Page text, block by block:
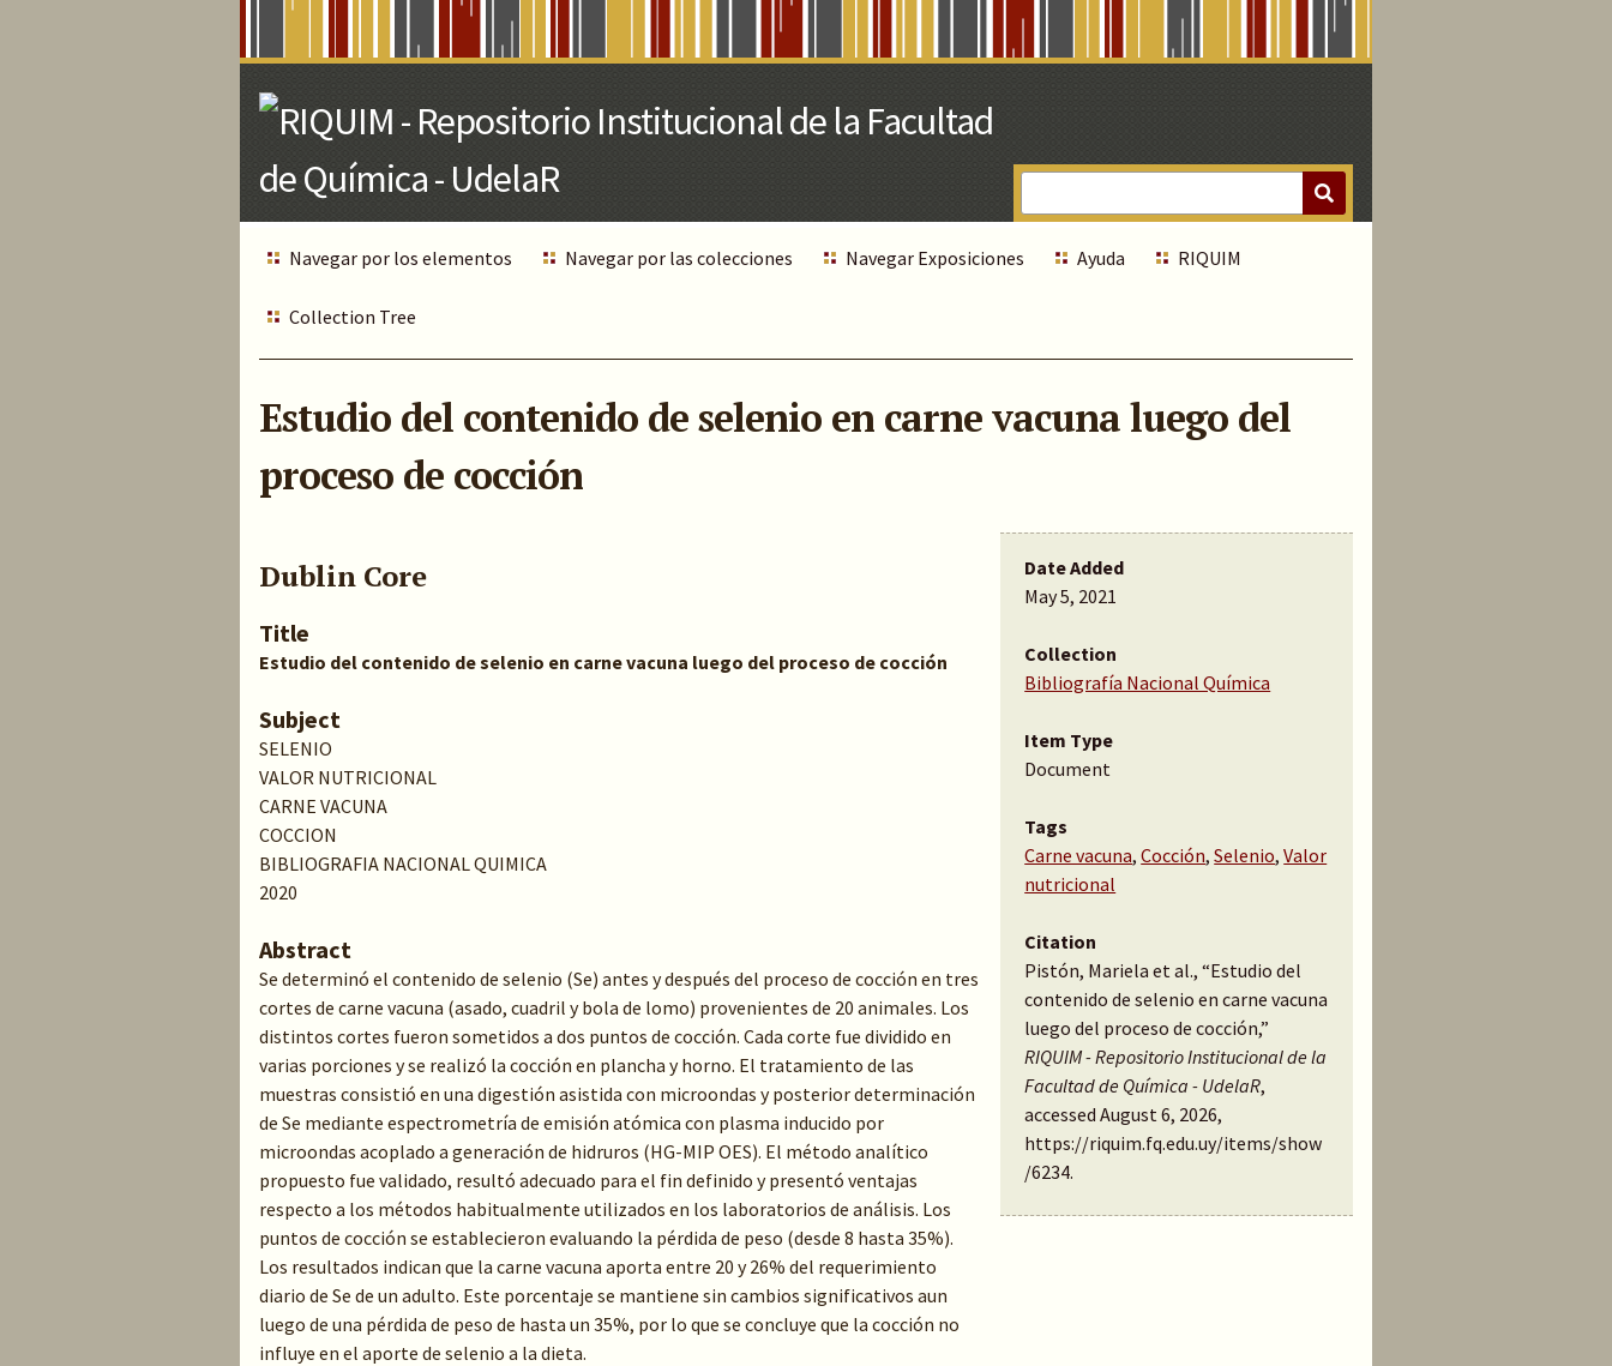
Navegar por los elementos Navegar por las colecciones Navegar Exposiciones Ayuda RIQUIM
Collection Tree
Estudio del contenido de selenio en carne vacuna luego del
proceso de cocción
Dublin Core
Title
Estudio del contenido de selenio en carne vacuna luego del proceso de cocción
Subject
SELENIO
VALOR NUTRICIONAL
CARNE VACUNA
COCCION
BIBLIOGRAFIA NACIONAL QUIMICA
2020
Abstract
Se determinó el contenido de selenio (Se) antes y después del proceso de cocción en tres
cortes de carne vacuna (asado, cuadril y bola de lomo) provenientes de 20 animales. Los
distintos cortes fueron sometidos a dos puntos de cocción. Cada corte fue dividido en
varias porciones y se realizó la cocción en plancha y horno. El tratamiento de las
muestras consistió en una digestión asistida con microondas y posterior determinación
de Se mediante espectrometría de emisión atómica con plasma inducido por
microondas acoplado a generación de hidruros (HG-MIP OES). El método analítico
propuesto fue validado, resultó adecuado para el fin definido y presentó ventajas
respecto a los métodos habitualmente utilizados en los laboratorios de análisis. Los
puntos de cocción se establecieron evaluando la pérdida de peso (desde 8 hasta 35%).
Los resultados indican que la carne vacuna aporta entre 20 y 26% del requerimiento
diario de Se de un adulto. Este porcentaje se mantiene sin cambios significativos aun
luego de una pérdida de peso de hasta un 35%, por lo que se concluye que la cocción no
influye en el aporte de selenio a la dieta.
Date Added
May 5, 2021
Collection
Bibliografía Nacional Química
Item Type
Document
Tags
Carne vacuna,Cocción,Selenio,Valor
nutricional
Citation
Pistón, Mariela et al., “Estudio del
contenido de selenio en carne vacuna
luego del proceso de cocción,”
RIQUIM - Repositorio Institucional de la
Facultad de Química - UdelaR,
accessed August 6, 2026,
https://riquim.fq.edu.uy/items/show
/6234.